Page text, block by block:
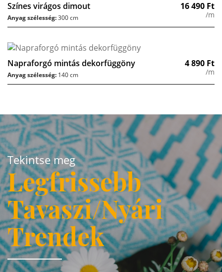
Színes virágos dimout 16 490 Ft
/m
Anyag szélesség:300 cm
Napraforgó mintás dekorfüggöny 4 890 Ft
/m
Anyag szélesség: 140 cm
Tekintse meg
Legfrissebb
Tavaszi/Nyári
Trendek